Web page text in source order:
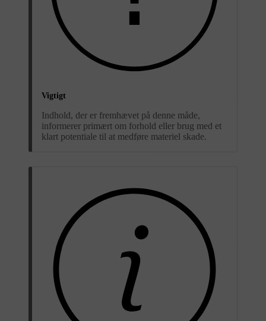
Vigtigt
Indhold, der er fremhævet på denne måde,
informerer primært om forhold eller brug med et
klart potentiale til at medføre materiel skade.